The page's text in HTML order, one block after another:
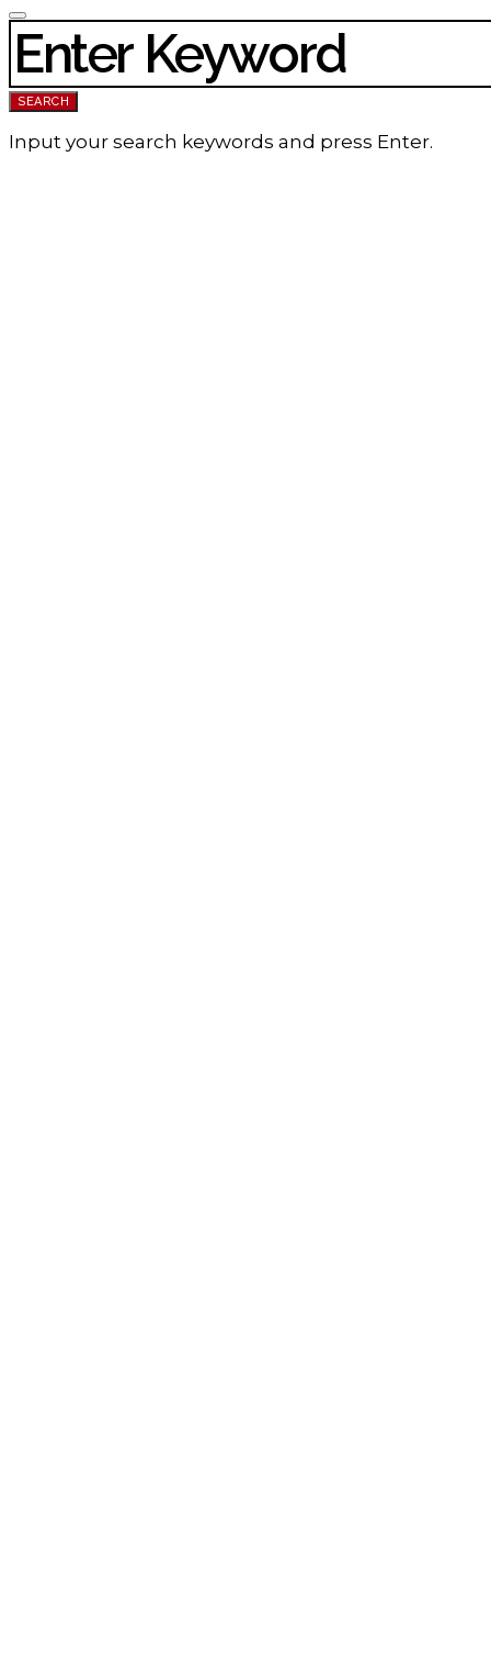
SEARCH FOR:
SEARCH
Input your search keywords and press Enter.